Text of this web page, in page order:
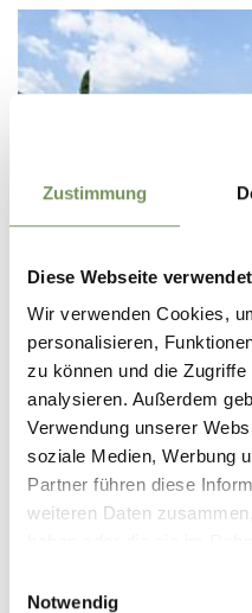
Zustimmung
Diese Webseite
Wir verwenden Cookies,
personalisieren,
zu können und die
analysieren. Außerdem
Verwendung unserer
soziale Medien, Werbung
Partner führen diese
weiteren Daten
Notwendig
RESIDENCE
RESIDENCE
Feldgatterweg 19 39011 Lana
info@weinsepphof.com